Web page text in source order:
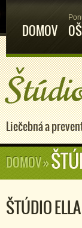
DOMOV
Liečebná a
DOMOV»
ŠTÚDIO